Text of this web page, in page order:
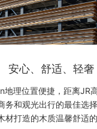
安心、舒适、轻奢
地理位置便捷，距离JR
务和观光出行的最佳选择
材打造的木质温馨舒适